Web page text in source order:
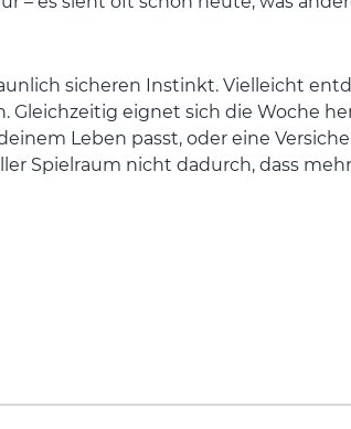
sicheren Instinkt. Vielleicht
Gleichzeitig eignet sich die Woche
Leben passt, oder eine
Spielraum nicht dadurch, dass